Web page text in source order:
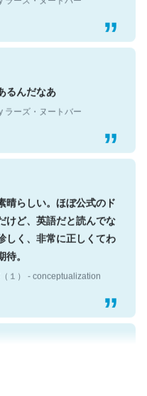
るんだなあ
晴らしい。ほぼ公式のド
けど、英語だと読んでな
しく、非常に正しくてわ
待。